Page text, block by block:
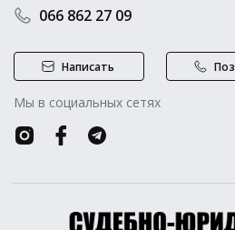
066 862 27 09
Написать
Мы в социальных сетях